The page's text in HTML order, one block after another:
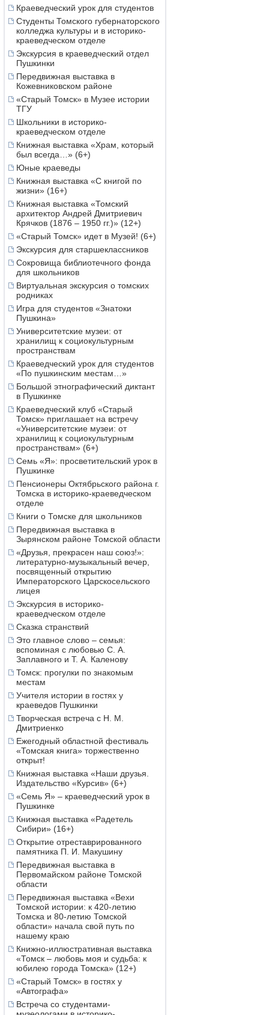
Краеведческий урок для студентов
Студенты Томского губернаторского
колледжа культуры и в историко-
краеведческом отделе
Экскурсия в краеведческий отдел
Пушкинки
Передвижная выставка в
Кожевниковском районе
«Старый Томск» в Музее истории
ТГУ
Школьники в историко-
краеведческом отделе
Книжная выставка «Храм, который
был всегда…» (6+)
Юные краеведы
Книжная выставка «С книгой по
жизни» (16+)
Книжная выставка «Томский
архитектор Андрей Дмитриевич
Крячков (1876 – 1950 гг.)» (12+)
«Старый Томск» идет в Музей! (6+)
Экскурсия для старшеклассников
Сокровища библиотечного фонда
для школьников
Виртуальная экскурсия о томских
родниках
Игра для студентов «Знатоки
Пушкина»
Университетские музеи: от
хранилищ к социокультурным
пространствам
Краеведческий урок для студентов
«По пушкинским местам…»
Большой этнографический диктант
в Пушкинке
Краеведческий клуб «Старый
Томск» приглашает на встречу
«Университетские музеи: от
хранилищ к социокультурным
пространствам» (6+)
Семь «Я»: просветительский урок в
Пушкинке
Пенсионеры Октябрьского района г.
Томска в историко-краеведческом
отделе
Книги о Томске для школьников
Передвижная выставка в
Зырянском районе Томской области
«Друзья, прекрасен наш союз!»:
литературно-музыкальный вечер,
посвященный открытию
Императорского Царскосельского
лицея
Экскурсия в историко-
краеведческом отделе
Сказка странствий
Это главное слово – семья:
вспоминая с любовью С. А.
Заплавного и Т. А. Каленову
Томск: прогулки по знакомым
местам
Учителя истории в гостях у
краеведов Пушкинки
Творческая встреча с Н. М.
Дмитриенко
Ежегодный областной фестиваль
«Томская книга» торжественно
открыт!
Книжная выставка «Наши друзья.
Издательство «Курсив» (6+)
«Семь Я» – краеведческий урок в
Пушкинке
Книжная выставка «Радетель
Сибири» (16+)
Открытие отреставрированного
памятника П. И. Макушину
Передвижная выставка в
Первомайском районе Томской
области
Передвижная выставка «Вехи
Томской истории: к 420-летию
Томска и 80-летию Томской
области» начала свой путь по
нашему краю
Книжно-иллюстративная выставка
«Томск – любовь моя и судьба: к
юбилею города Томска» (12+)
«Старый Томск» в гостях у
«Автографа»
Встреча со студентами-